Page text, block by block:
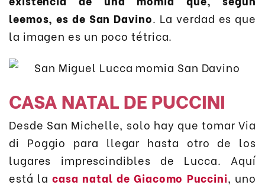
leemos, es de San Davino. La verdad es que
la imagen es un poco tétrica.
CASA NATAL DE PUCCINI
Desde San Michelle, solo hay que tomar Via
di Poggio para llegar hasta otro de los
lugares imprescindibles de Lucca. Aquí
está lacasa natal de Giacomo Puccini, uno